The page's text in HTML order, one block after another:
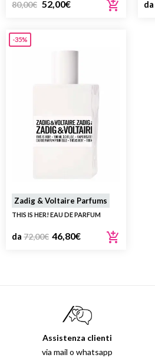
80,00€ 52,00€ da
-35%
Zadig & Voltaire Parfums
THIS IS HER! EAU DE PARFUM
da 72,00€ 46,80€
Assistenza clienti
via mail o whatsapp